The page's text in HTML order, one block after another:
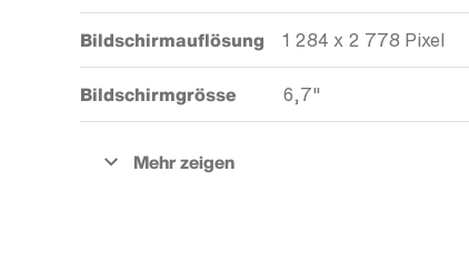
Bildschirmauflösung 1 284 x 2 778 Pixel
Bildschirmgrösse 6,7"